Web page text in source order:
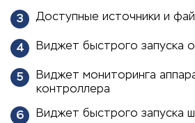
3 Доступные источники и
4 Виджет быстрого запуска
5
Виджет мониторинга
контроллера
6
Виджет быстрого запуска